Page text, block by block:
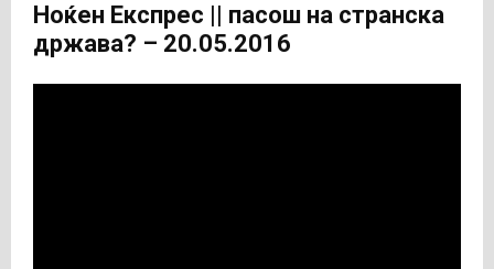
Ноќен Експрес || пасош на странска
држава? – 20.05.2016